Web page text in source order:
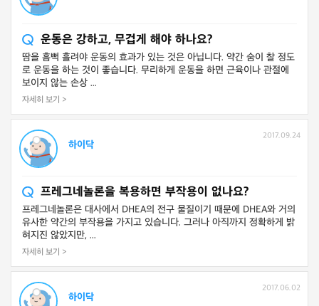
운동은 강하고, 무겁게 해야 하나요?
땀을 흠뻑 흘려야 운동의 효과가 있는 것은 아닙니다. 약간 숨이 찰 정도
로 운동을 하는 것이 좋습니다. 무리하게 운동을 하면 근육이나 관절에
보이지 않는 손상 ...
자세히 보기 >
하이닥
2017.09.24
프레그네놀론을 복용하면 부작용이 없나요?
프레그네놀론은 대사에서 DHEA의 전구 물질이기 때문에 DHEA와 거의
유사한 약간의 부작용을 가지고 있습니다. 그러나 아직까지 정확하게 밝
혀지진 않았지만, ...
자세히 보기 >
하이닥
2017.06.02